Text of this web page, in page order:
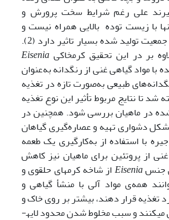
علی رغم شرایط سخت پرورش و
با زیست توده بالایی همراه نیست و
کیفیت آب در کیفیت جمعیت تولید شده بسیار تاثیر دارد (2).
بر در این تحقیق کرم­خاکی Eisenia
مواد گیاهی غنی از رنگدانه به‌عنوان
طبیعی به‌صورت تازه در تغذیه
شد تا نتایج مربوط تأثیر این نوع تغذیه
در ماهیان بررسی شود. همچنین در
دشواری تهیه و عصاره‌گیری گیاهان
با استفاده از به‌کارگیری یک طعمه
از پروتئین برای ماهیان نیز کاهش
جنسEisenia از شاخه­ کرمهای حلقوی و
همه‌ی مواد آلی با منشأ گیاهی و
تغذیه قرار دهند، بیشتر بر روی خاک و
می­کنند و سبب مخلوط شدن محدود لایه­